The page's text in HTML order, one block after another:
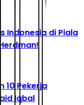
Indonesia di Piala
10 Pekerja
Iqbal